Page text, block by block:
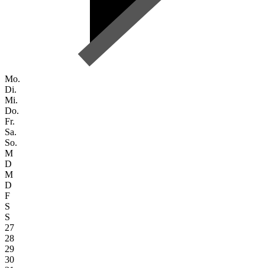
Mo.
Di.
Mi.
Do.
Fr.
Sa.
So.
M
D
M
D
F
S
S
27
28
29
30